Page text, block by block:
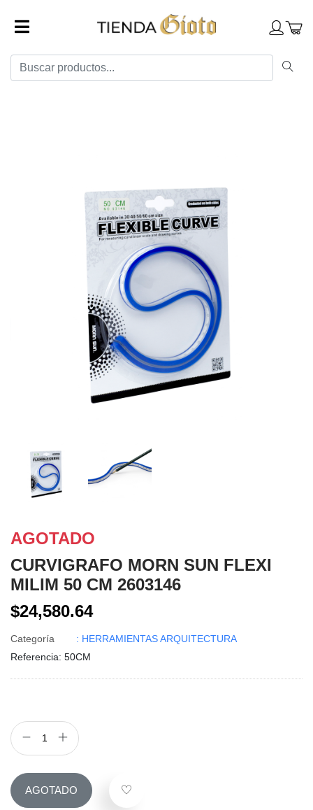
AGOTADO
CURVIGRAFO MORN SUN FLEXI
MILIM 50 CM 2603146
$24,580.64
Categoría
: HERRAMIENTAS ARQUITECTURA
Referencia: 50CM
AGOTADO